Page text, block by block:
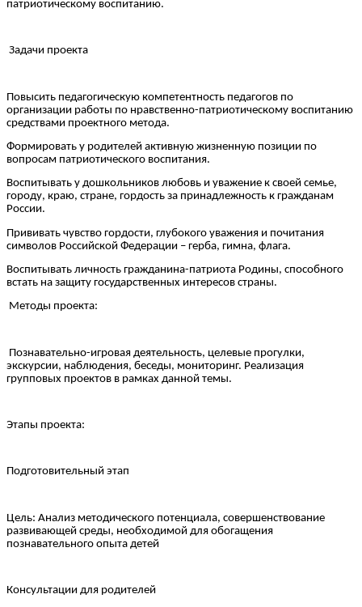
патриотическому воспитанию.
Задачи проекта
Повысить педагогическую компетентность педагогов по
организации работы по нравственно-патриотическому воспитанию
средствами проектного метода.
Формировать у родителей активную жизненную позиции по
вопросам патриотического воспитания.
Воспитывать у дошкольников любовь и уважение к своей семье,
городу, краю, стране, гордость за принадлежность к гражданам
России.
Прививать чувство гордости, глубокого уважения и почитания
символов Российской Федерации – герба, гимна, флага.
Воспитывать личность гражданина-патриота Родины, способного
встать на защиту государственных интересов страны.
Методы проекта:
Познавательно-игровая деятельность, целевые прогулки,
экскурсии, наблюдения, беседы, мониторинг. Реализация
групповых проектов в рамках данной темы.
Этапы проекта:
Подготовительный этап
Цель: Анализ методического потенциала, совершенствование
развивающей среды, необходимой для обогащения
познавательного опыта детей
Консультации для родителей